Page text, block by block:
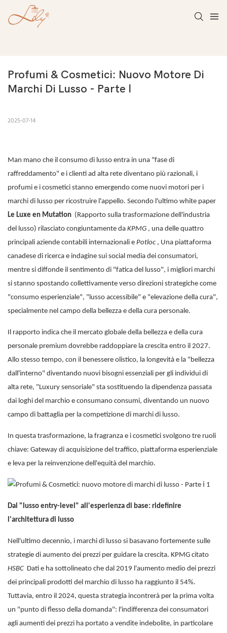
Profumi & Cosmetici: Nuovo Motore Di
Marchi Di Lusso - Parte Ⅰ
2025-07-14
Man mano che il consumo di lusso entra in una "fase di
raffreddamento" e i clienti ad alta rete diventano più razionali, i
profumi e i cosmetici stanno emergendo come nuovi motori per i
marchi di lusso per ricostruire l'appello. Secondo l'ultimo white paper
Le Luxe en Mutation (Rapporto sulla trasformazione dell'industria
del lusso) rilasciato congiuntamente da KPMG , una delle quattro
principali aziende contabili internazionali e Potloc , Una piattaforma
canadese di ricerca e indagine sui social media dei consumatori,
mentre si diffonde il sentimento di "fatica del lusso", i migliori marchi
si stanno spostando collettivamente verso direzioni strategiche come
"consumo esperienziale", "lusso accessibile" e "elevazione della cura",
specialmente nel campo della bellezza e della cura personale.
Il rapporto indica che il mercato globale della bellezza e della cura
personale premium dovrebbe raddoppiare la crescita entro il 2027.
Allo stesso tempo, con il benessere olistico, la longevità e la "bellezza
dall'interno" diventando nuovi bisogni essenziali per gli individui di
alta rete, "Luxury sensoriale" sta sostituendo la dipendenza passata
dai loghi del marchio e consumano consumi, diventando un nuovo
campo di battaglia per la competizione di marchi di lusso.
In questa trasformazione, la fragranza e i cosmetici svolgono tre ruoli
chiave: Gateway di acquisizione del traffico, piattaforma esperienziale
e leva per la reinvenzione dell'equità del marchio.
Dal "lusso entry-level" all'esperienza di base: ridefinire
l'architettura di lusso
Nell'ultimo decennio, i marchi di lusso si basavano fortemente sulle
strategie di aumento dei prezzi per guidare la crescita. KPMG citato
HSBC Dati e ha sottolineato che dal 2019 l'aumento medio dei prezzi
dei principali prodotti del marchio di lusso ha raggiunto il 54%.
Tuttavia, entro il 2024, questa strategia incontrerà per la prima volta
un "punto di flesso della domanda": l'indifferenza dei consumatori
agli aumenti dei prezzi ha portato a vendite indebolite, in particolare